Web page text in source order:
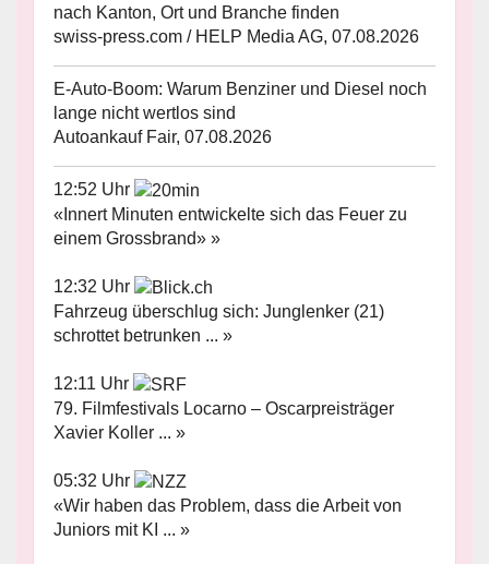
nach Kanton, Ort und Branche finden
swiss-press.com / HELP Media AG, 07.08.2026
E-Auto-Boom: Warum Benziner und Diesel noch
lange nicht wertlos sind
Autoankauf Fair, 07.08.2026
12:52 Uhr
«Innert Minuten entwickelte sich das Feuer zu
einem Grossbrand» »
12:32 Uhr
Fahrzeug überschlug sich: Junglenker (21)
schrottet betrunken ... »
12:11 Uhr
79. Filmfestivals Locarno – Oscarpreisträger
Xavier Koller ... »
05:32 Uhr
«Wir haben das Problem, dass die Arbeit von
Juniors mit KI ... »